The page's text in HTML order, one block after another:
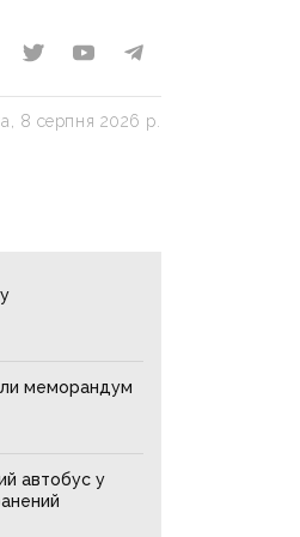
8 серпня 2026 р.
меморандум
автобус у